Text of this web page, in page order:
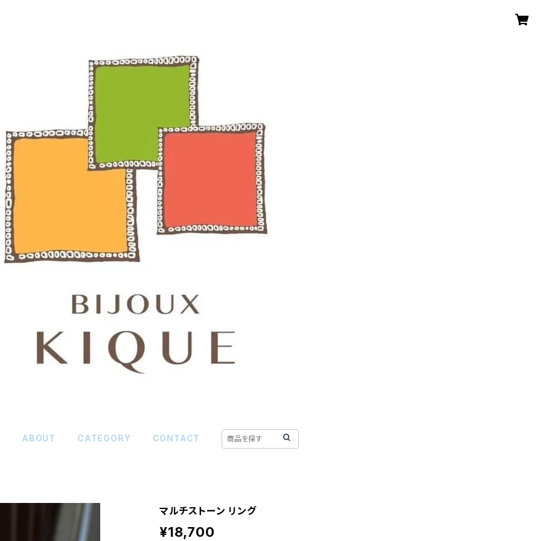
ABOUT CATEGORY CONTACT
マルチストーン リング
¥18,700